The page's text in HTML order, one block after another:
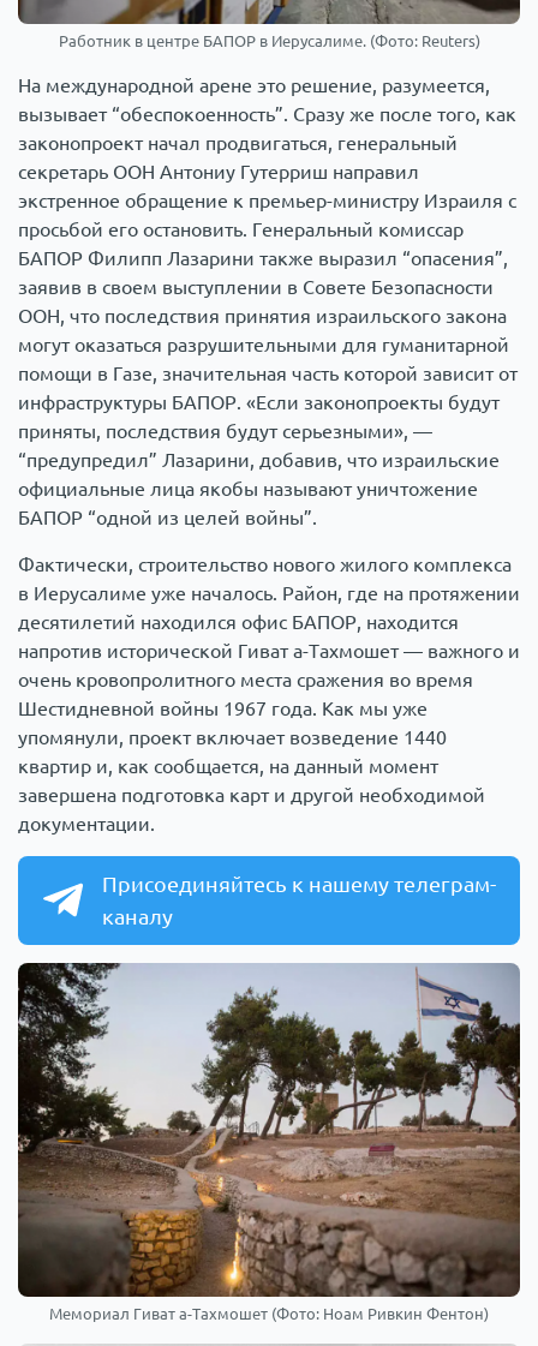
Работник в центре БАПОР в Иерусалиме. (Фото: Reuters)
На международной арене это решение, разумеется,
вызывает “обеспокоенность”. Сразу же после того, как
законопроект начал продвигаться, генеральный
секретарь ООН Антониу Гутерриш направил
экстренное обращение к премьер-министру Израиля с
просьбой его остановить. Генеральный комиссар
БАПОР Филипп Лазарини также выразил “опасения”,
заявив в своем выступлении в Совете Безопасности
ООН, что последствия принятия израильского закона
могут оказаться разрушительными для гуманитарной
помощи в Газе, значительная часть которой зависит от
инфраструктуры БАПОР. «Если законопроекты будут
приняты, последствия будут серьезными», —
“предупредил” Лазарини, добавив, что израильские
официальные лица якобы называют уничтожение
БАПОР “одной из целей войны”.
Фактически, строительство нового жилого комплекса
в Иерусалиме уже началось. Район, где на протяжении
десятилетий находился офис БАПОР, находится
напротив исторической Гиват а-Тахмошет — важного и
очень кровопролитного места сражения во время
Шестидневной войны 1967 года. Как мы уже
упомянули, проект включает возведение 1440
квартир и, как сообщается, на данный момент
завершена подготовка карт и другой необходимой
документации.
Присоединяйтесь к нашему телеграм-
каналу
Мемориал Гиват а-Тахмошет (Фото: Ноам Ривкин Фентон)